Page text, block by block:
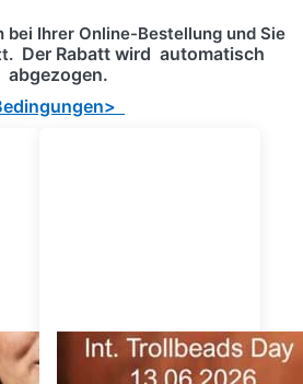
bei Ihrer Online-Bestellung und Sie
Der Rabatt wird automatisch
abgezogen.
INT. TROLLBEADS DAY
2026